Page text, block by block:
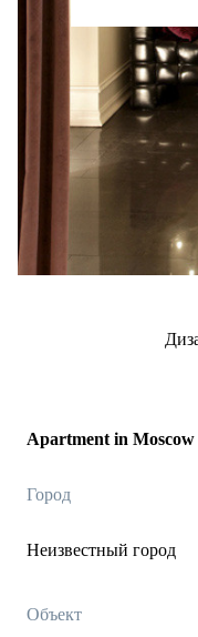
Apartment in Moscow
Город
Неизвестный город
Объект